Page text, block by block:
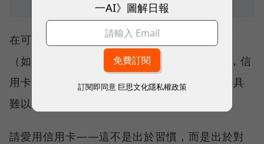
在可預見的未來，儘管有再多新穎的支付工具
（如先買後付BNPL、加密貨幣支付等）問世，信
用卡所提供的「制度性保障」，依然是其他工具
難以複製的核心優勢。
請愛用信用卡——這不是出於習慣，而是出於對
一AI》圖解日報
訂閱即同意 巨思文化隱私權政策